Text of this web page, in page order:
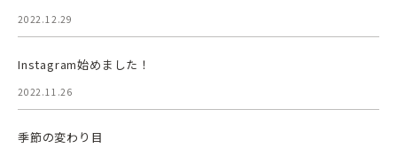
2022.12.29
Instagram始めました！
2022.11.26
季節の変わり目